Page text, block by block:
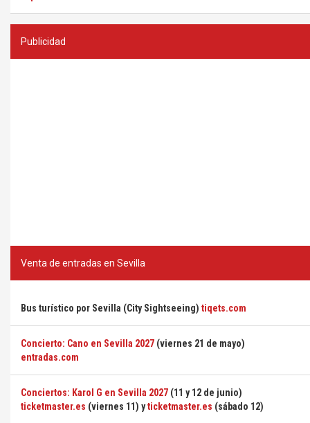
Publicidad
Venta de entradas en Sevilla
Bus turístico por Sevilla (City Sightseeing) tiqets.com
Concierto: Cano en Sevilla 2027 (viernes 21 de mayo)
entradas.com
Conciertos: Karol G en Sevilla 2027 (11 y 12 de junio)
ticketmaster.es (viernes 11) yticketmaster.es (sábado 12)